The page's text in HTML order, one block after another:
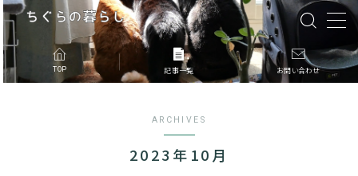
MENU
このブログについて
TOP 記事一覧 お問い合わせ
ARCHIVES
2023年10月